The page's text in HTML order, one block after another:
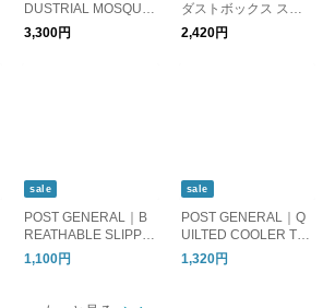
DUSTRIAL MOSQUIT
O COIL BOX / インダ
ストリアル モスキー
3,300円
ダストボックス スク
エア
2,420円
sale
POST GENERAL｜B
REATHABLE SLIPPE
R / ブリーザブル スリ
ッパ
1,100円
sale
POST GENERAL｜Q
UILTED COOLER TO
TE / キルティッド ク
ーラートート
1,320円